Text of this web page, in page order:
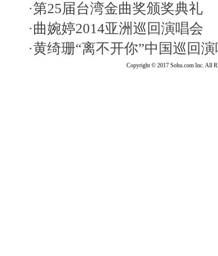
·第25届台湾金曲奖颁奖典礼
·曲婉婷2014亚洲巡回演唱会
·黄绮珊“离不开你”中国巡回
Copyright © 2017 Sohu.com Inc. All